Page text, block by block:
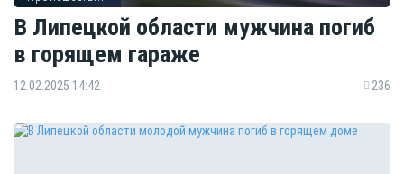
В Липецкой области мужчина погиб
в горящем гараже
12.02.2025 14:42 236